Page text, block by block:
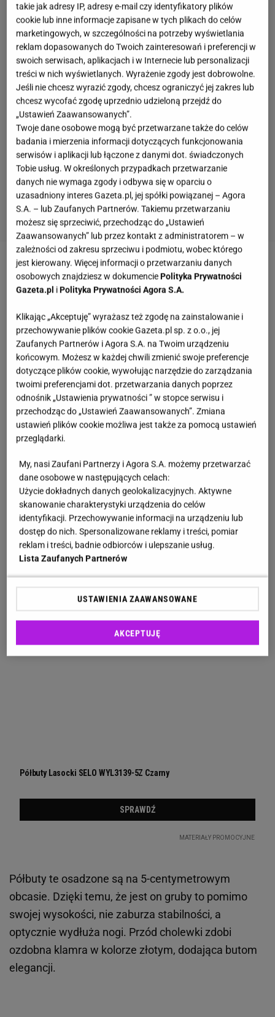
Te półbuty skradną serca elegantek. Model marki
Lasocki na wyprzedaży
Na wyprzedaż w Eobuwie trafiły półbuty marki
Lasocki, które z pewnością przypadną do gustu
każdej elegantce. Jest to dość klasyczny, ale
niezwykle szykowny model.Buty te wykonane są ze
skóry naturalnej, co wpływa nie tylko na ich
trwałość, ale i na komfort noszenia.
Półbuty te osadzone są na 5-centymetrowym
obcasie. Dzięki temu, że jest on gruby to pomimo
swojej wysokości, nie zaburza stabilności, a
optycznie wydłuża nogi. Przód cholewki zdobi
ozdobna klamra w kolorze złotym, dodająca butom
elegancji.
takie jak adresy IP, adresy e-mail czy identyfikatory plików
cookie lub inne informacje zapisane w tych plikach do celów
marketingowych, w szczególności na potrzeby wyświetlania
reklam dopasowanych do Twoich zainteresowań i preferencji w
swoich serwisach, aplikacjach i w Internecie lub personalizacji
treści w nich wyświetlanych. Wyrażenie zgody jest dobrowolne.
Jeśli nie chcesz wyrazić zgody, chcesz ograniczyć jej zakres lub
chcesz wycofać zgodę uprzednio udzieloną przejdź do
„Ustawień Zaawansowanych”.
Twoje dane osobowe mogą być przetwarzane także do celów
badania i mierzenia informacji dotyczących funkcjonowania
serwisów i aplikacji lub łączone z danymi dot. świadczonych
Tobie usług. W określonych przypadkach przetwarzanie
danych nie wymaga zgody i odbywa się w oparciu o
uzasadniony interes Gazeta.pl, jej spółki powiązanej – Agora
S.A. – lub Zaufanych Partnerów. Takiemu przetwarzaniu
możesz się sprzeciwić, przechodząc do „Ustawień
Zaawansowanych” lub przez kontakt z administratorem – w
zależności od zakresu sprzeciwu i podmiotu, wobec którego
jest kierowany. Więcej informacji o przetwarzaniu danych
osobowych znajdziesz w dokumencie Polityka Prywatności
Gazeta.pl i Polityka Prywatności Agora S.A.
Klikając „Akceptuję” wyrażasz też zgodę na zainstalowanie i
przechowywanie plików cookie Gazeta.pl sp. z o.o., jej
Zaufanych Partnerów i Agora S.A. na Twoim urządzeniu
końcowym. Możesz w każdej chwili zmienić swoje preferencje
dotyczące plików cookie, wywołując narzędzie do zarządzania
twoimi preferencjami dot. przetwarzania danych poprzez
odnośnik „Ustawienia prywatności ” w stopce serwisu i
przechodząc do „Ustawień Zaawansowanych”. Zmiana
ustawień plików cookie możliwa jest także za pomocą ustawień
przeglądarki.
My, nasi Zaufani Partnerzy i Agora S.A. możemy przetwarzać
dane osobowe w następujących celach:
Użycie dokładnych danych geolokalizacyjnych. Aktywne
skanowanie charakterystyki urządzenia do celów
identyfikacji. Przechowywanie informacji na urządzeniu lub
dostęp do nich. Spersonalizowane reklamy i treści, pomiar
reklam i treści, badnie odbiorców i ulepszanie usług.
Lista Zaufanych Partnerów
USTAWIENIA ZAAWANSOWANE
AKCEPTUJĘ